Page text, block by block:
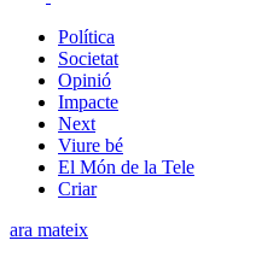
Política
Societat
Opinió
Impacte
Next
Viure bé
El Món de la Tele
Criar
ara mateix